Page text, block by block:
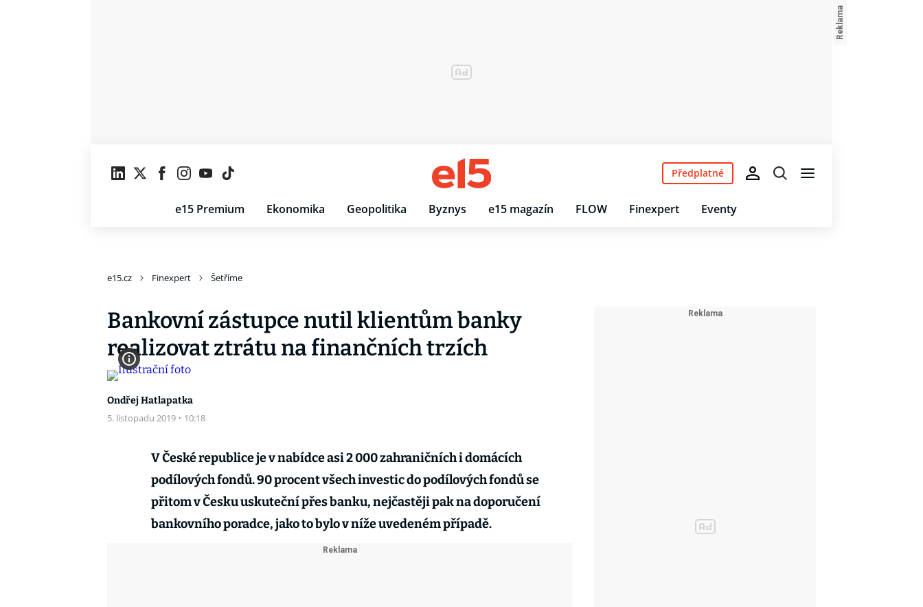
e15 Premium Ekonomika Geopolitika Byznys e15 magazín FLOW Finexpert Eventy
Předplatné
e15.cz Finexpert Šetříme
Bankovní zástupce nutil klientům banky
realizovat ztrátu na finančních trzích
Ondřej Hatlapatka
5. listopadu 2019 · 10:18
V České republice je v nabídce asi 2 000 zahraničních i domácích
podílových fondů. 90 procent všech investic do podílových fondů se
přitom v Česku uskuteční přes banku, nejčastěji pak na doporučení
bankovního poradce, jako to bylo v níže uvedeném případě.